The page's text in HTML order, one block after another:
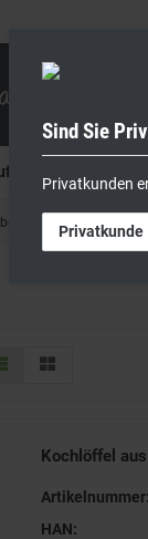
Kochlöffel
Kochlöffel
HAN:
Sind Sie
Privatkunden
Privatkunde